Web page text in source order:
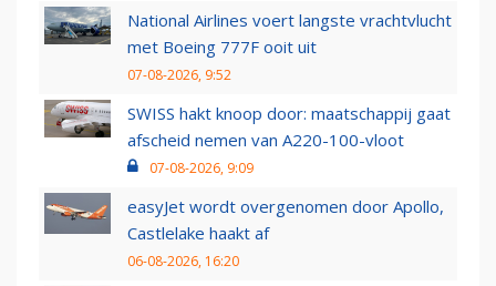
National Airlines voert langste vrachtvlucht
met Boeing 777F ooit uit
07-08-2026, 9:52
SWISS hakt knoop door: maatschappij gaat
afscheid nemen van A220-100-vloot
07-08-2026, 9:09
easyJet wordt overgenomen door Apollo,
Castlelake haakt af
06-08-2026, 16:20